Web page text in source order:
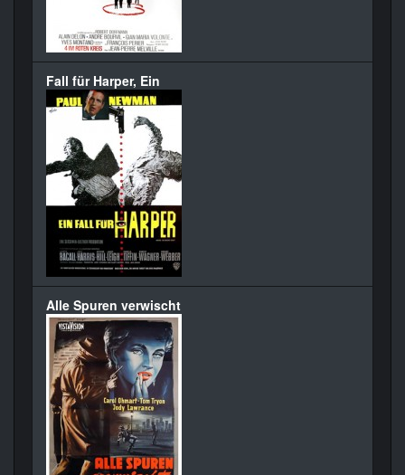
Fall für Harper, Ein
Alle Spuren verwischt